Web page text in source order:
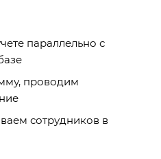
параллельно с
проводим
сотрудников в